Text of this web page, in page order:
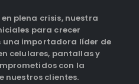
plena crisis, nuestra
para crecer
una importadora líder de
celulares, pantallas y
con la
nuestros clientes.